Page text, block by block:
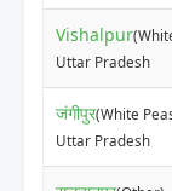
Vishalpur
Uttar Pradesh
जंगीपुर(White
Uttar Pradesh